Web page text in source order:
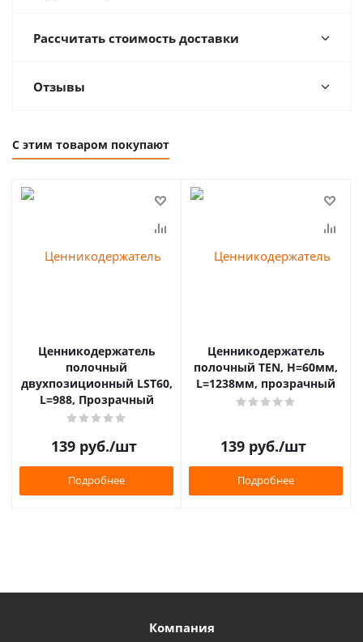
Рассчитать стоимость доставки
Отзывы
С этим товаром покупают
Ценникодержатель
полочный
двухпозиционный LST60,
L=988, Прозрачный
139руб./шт
Подробнее
Ценникодержатель
полочный TEN, H=60мм,
L=1238мм, прозрачный
139руб./шт
Подробнее
Компания